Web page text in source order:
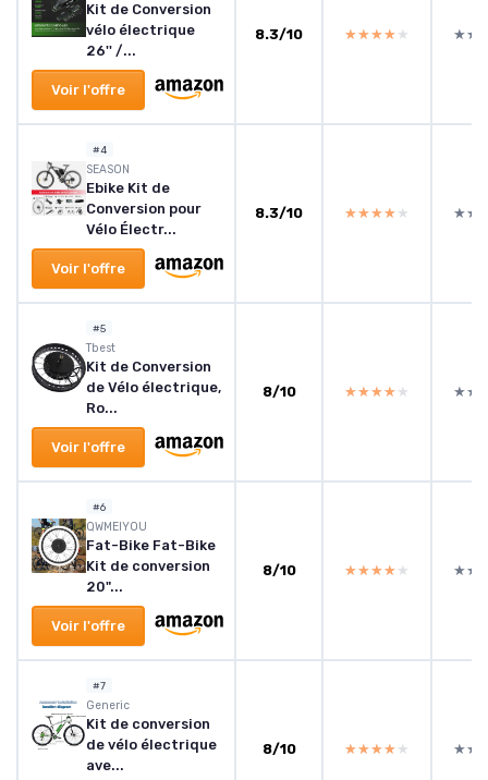
Kit de Conversion
vélo électrique
26'' /...
Voir l'offre
8.3/10 ★★★★★
★★★★★
#4
SEASON
Ebike Kit de
Conversion pour
Vélo Électr...
Voir l'offre
8.3/10 ★★★★★
★★★★★
#5
Tbest
Kit de Conversion
de Vélo électrique,
Ro...
Voir l'offre
8/10 ★★★★★
★★★★★
#6
QWMEIYOU
Fat-Bike Fat-Bike
Kit de conversion
20"...
Voir l'offre
8/10 ★★★★★
★★★★★
#7
Generic
Kit de conversion
de vélo électrique
ave...
8/10 ★★★★★
★★★★★